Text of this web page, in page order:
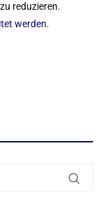
reduzieren.
werden.